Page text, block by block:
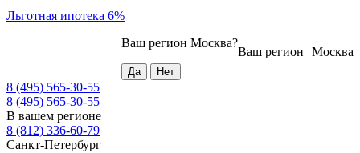
Льготная ипотека 6%
Москва
Ваш регион
Ваш регион Москва?
8 (495) 565-30-55
8 (495) 565-30-55
В вашем регионе
8 (812) 336-60-79
Санкт-Петербург